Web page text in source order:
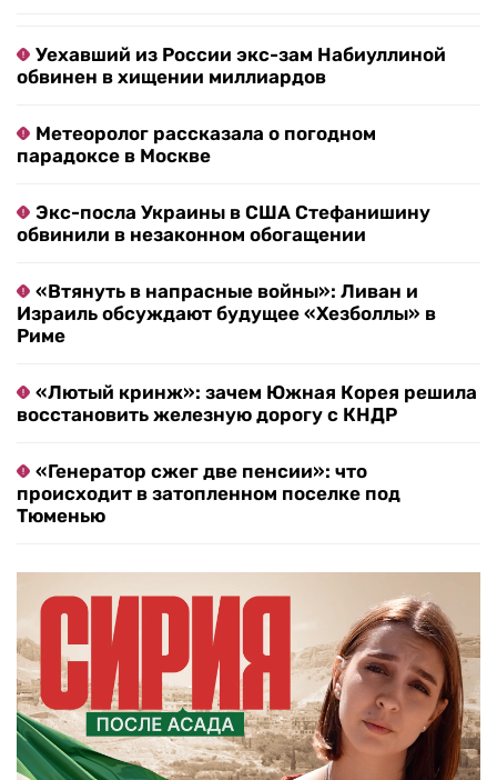
Уехавший из России экс-зам Набиуллиной
обвинен в хищении миллиардов
Метеоролог рассказала о погодном
парадоксе в Москве
Экс-посла Украины в США Стефанишину
обвинили в незаконном обогащении
«Втянуть в напрасные войны»: Ливан и
Израиль обсуждают будущее «Хезболлы» в
Риме
«Лютый кринж»: зачем Южная Корея решила
восстановить железную дорогу с КНДР
«Генератор сжег две пенсии»: что
происходит в затопленном поселке под
Тюменью